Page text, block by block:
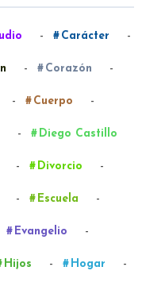
- Carácter -
- Corazón -
- Cuerpo -
- Diego Castillo
- Divorcio -
- Escuela -
Evangelio -
Hijos - Hogar -